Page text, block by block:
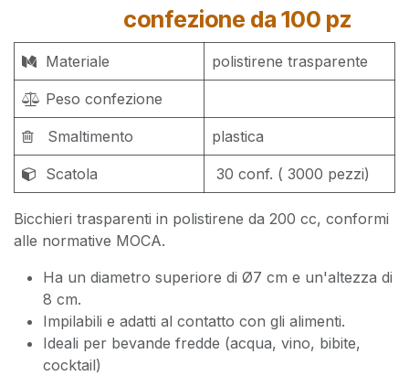
confezione da 100 pz
Materiale polistirene trasparente
Peso confezione
Smaltimento plastica
Scatola 30 conf. ( 3000 pezzi)
Bicchieri trasparenti in polistirene da 200 cc, conformi
alle normative MOCA.
Ha un diametro superiore di Ø7 cm e un'altezza di
8 cm.
Impilabili e adatti al contatto con gli alimenti.
Ideali per bevande fredde (acqua, vino, bibite,
cocktail)